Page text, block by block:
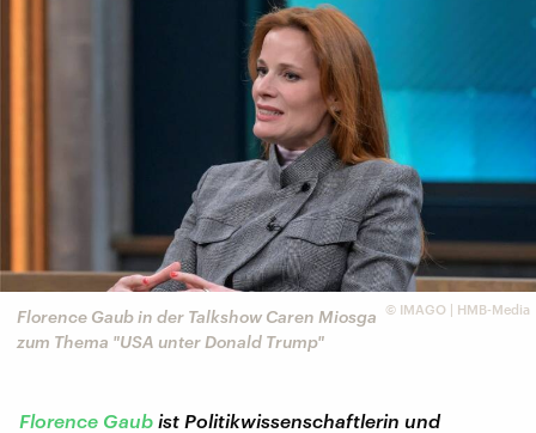
© IMAGO | HMB-Media
Florence Gaub in der Talkshow Caren Miosga
zum Thema "USA unter Donald Trump"
Florence Gaub ist Politikwissenschaftlerin und